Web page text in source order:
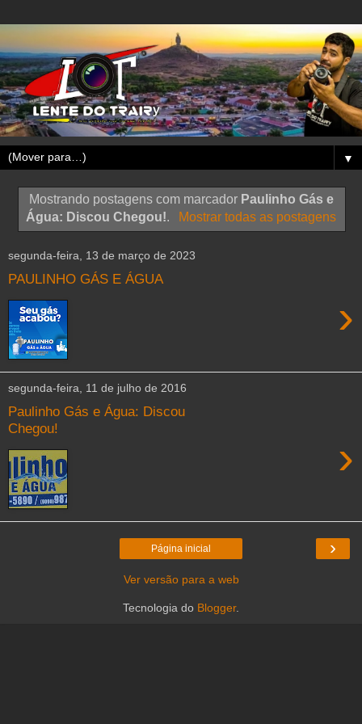
▼
Mostrando postagens com marcador Paulinho Gás e
Água: Discou Chegou!. Mostrar todas as postagens
segunda-feira, 13 de março de 2023
PAULINHO GÁS E ÁGUA
›
segunda-feira, 11 de julho de 2016
Paulinho Gás e Água: Discou
Chegou!
›
›
Página inicial
Ver versão para a web
Tecnologia do Blogger.